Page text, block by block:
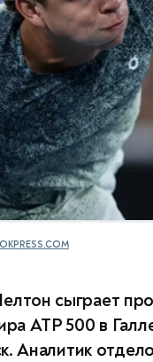
сыграет
ATP 500 в
Аналитик